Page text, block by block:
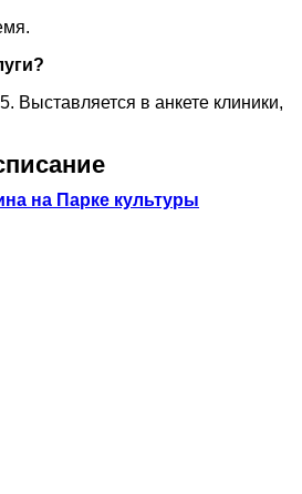
Выставляется в анкете клиники,
на Парке культуры